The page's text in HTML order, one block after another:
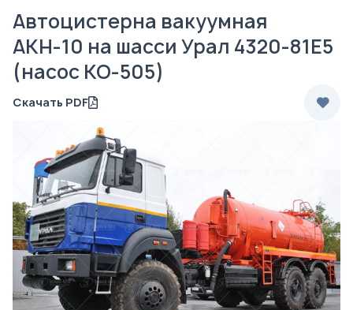
Автоцистерна вакуумная
АКН-10 на шасси Урал 4320-81Е5
(насос КО-505)
Скачать PDF